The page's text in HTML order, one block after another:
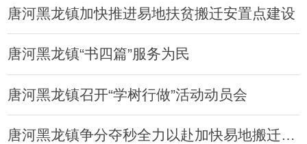
唐河黑龙镇加快推进易地扶贫搬迁安置点建设
唐河黑龙镇“书四篇”服务为民
唐河黑龙镇召开“学树行做”活动动员会
唐河黑龙镇争分夺秒全力以赴加快易地搬迁工作